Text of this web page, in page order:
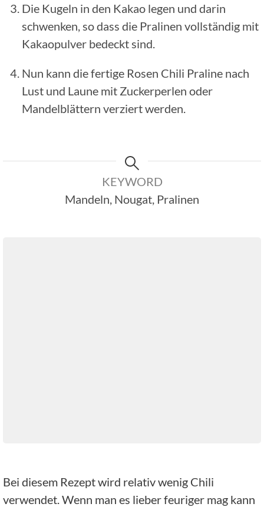
Die Kugeln in den Kakao legen und darin
schwenken, so dass die Pralinen vollständig mit
Kakaopulver bedeckt sind.
Nun kann die fertige Rosen Chili Praline nach
Lust und Laune mit Zuckerperlen oder
Mandelblättern verziert werden.
KEYWORD
Mandeln, Nougat, Pralinen
Bei diesem Rezept wird relativ wenig Chili
verwendet. Wenn man es lieber feuriger mag kann